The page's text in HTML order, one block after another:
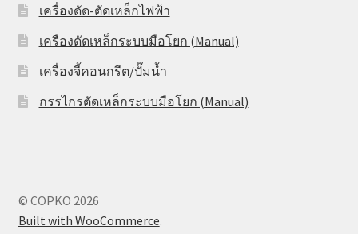
เครื่องดัด-ตัดเหล็กไฟฟ้า
เครืองดัดเหล็กระบบมือโยก (Manual)
เครื่องจี้คอนกรีต/ปั๊มน้ำ
กรรไกรตัดเหล็กระบบมือโยก (Manual)
© COPKO 2026
Built with WooCommerce.